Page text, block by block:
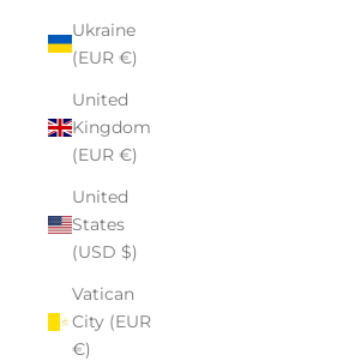
Ukraine
(EUR €)
United
Kingdom
(EUR €)
United
States
(USD $)
Vatican
City (EUR
€)